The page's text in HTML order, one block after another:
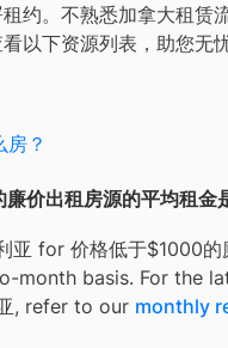
约。不熟悉加拿大租赁
以下资源列表，助您无
？
价出租房源的平均租金
亚 for 价格低于$1000的
month basis. For the
, refer to our monthly